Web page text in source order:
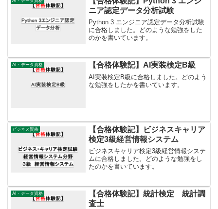
ニア認定データ分析試験
Python 3 エンジニア認定データ分析試験
に合格しました。どのような勉強をした
のかを書いています。
AI・データ資格 【合格体験記】AI実装検定B級
AI実装検定B級に合格しました。どのよう
な勉強をしたかを書いています。
ビジネス資格
【合格体験記】ビジネスキャリア
検定3級経営情報システム
ビジネスキャリア検定3級経営情報システ
ムに合格しました。どのような勉強をし
たのかを書いています。
AI・データ資格
【合格体験記】統計検定 統計調
査士